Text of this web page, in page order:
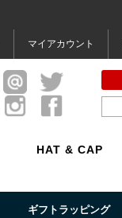
マイアカウント
HAT & CAP
ギフトラッピング